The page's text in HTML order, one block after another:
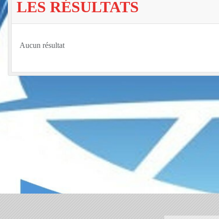
LES RÉSULTATS
Aucun résultat